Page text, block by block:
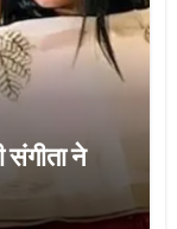
संगीता ने